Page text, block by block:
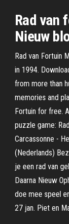
Rad van
Nieuw
Rad van Fortuin
in 1994.
from more than
memories and
Fortuin for free.
puzzle game:
Carcassonne -
(Nederlands)
je een rad van
Daarna Nieuw
doe mee speel
27 jan. Piet en